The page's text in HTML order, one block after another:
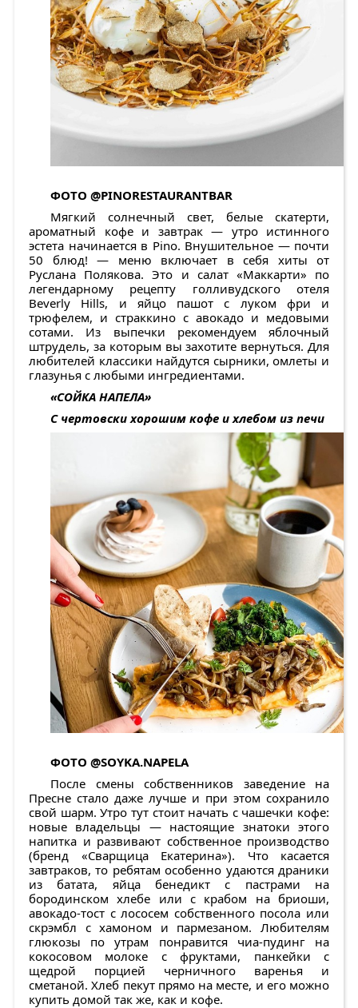
ФОТО @PINORESTAURANTBAR
Мягкий солнечный свет, белые скатерти,
ароматный кофе и завтрак — утро истинного
эстета начинается в Pino. Внушительное — почти
50 блюд! — меню включает в себя хиты от
Руслана Полякова. Это и салат «Маккарти» по
легендарному рецепту голливудского отеля
Beverly Hills, и яйцо пашот с луком фри и
трюфелем, и страккино с авокадо и медовыми
сотами. Из выпечки рекомендуем яблочный
штрудель, за которым вы захотите вернуться. Для
любителей классики найдутся сырники, омлеты и
глазунья с любыми ингредиентами.
«СОЙКА НАПЕЛА»
С чертовски хорошим кофе и хлебом из печи
ФОТО @SOYKA.NAPELA
После смены собственников заведение на
Пресне стало даже лучше и при этом сохранило
свой шарм. Утро тут стоит начать с чашечки кофе:
новые владельцы — настоящие знатоки этого
напитка и развивают собственное производство
(бренд «Сварщица Екатерина»). Что касается
завтраков, то ребятам особенно удаются драники
из батата, яйца бенедикт с пастрами на
бородинском хлебе или с крабом на бриоши,
авокадо-тост с лососем собственного посола или
скрэмбл с хамоном и пармезаном. Любителям
глюкозы по утрам понравится чиа-пудинг на
кокосовом молоке с фруктами, панкейки с
щедрой порцией черничного варенья и
сметаной. Хлеб пекут прямо на месте, и его можно
купить домой так же, как и кофе.